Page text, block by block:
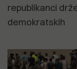
republikanci
demokratskih